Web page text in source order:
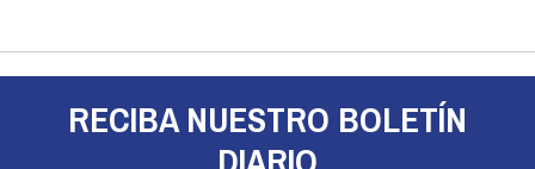
RECIBA NUESTRO BOLETÍN